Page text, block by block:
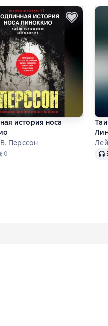
история носа
Перссон
рейтинг 0 на основе 0
0